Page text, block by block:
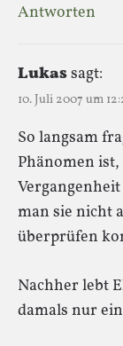
Antworten
Lukassagt:
10. Juli 2007 um
So langsam
Phänomen
man sie nicht
überprüfen
Nachher lebt
damals nur